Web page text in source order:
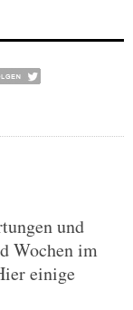
und
Wochen im
einige